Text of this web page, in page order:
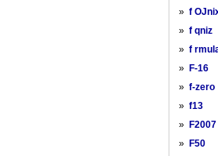
» f
» f qniz
» f
» F-16
» f-zero
» f13
» F2007
» F50